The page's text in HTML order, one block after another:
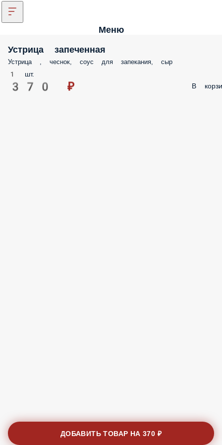
Меню
Устрица запеченная
Устрица , чеснок, соус для запекания, сыр
1 шт.
370 ₽ В
ДОБАВИТЬ ТОВАР НА370 ₽